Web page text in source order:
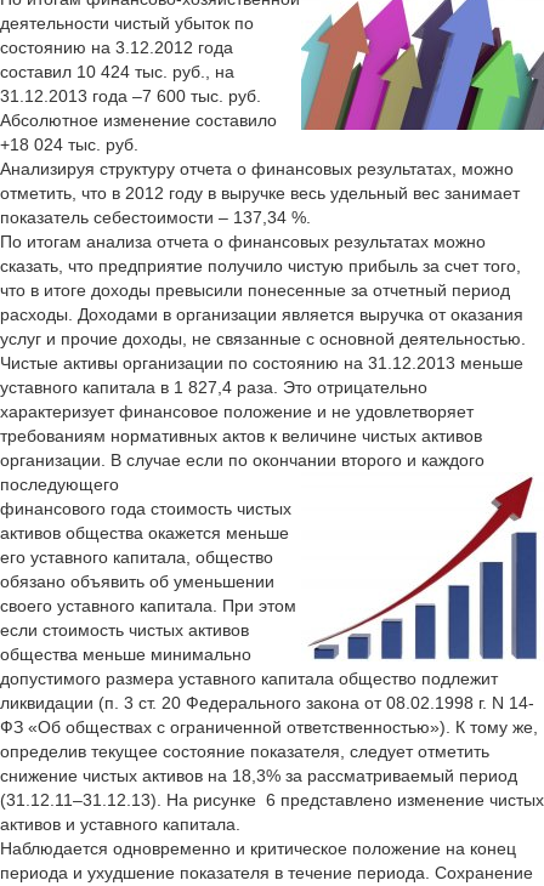
деятельности чистый убыток по
состоянию на 3.12.2012 года
составил 10 424 тыс. руб., на
31.12.2013 года –7 600 тыс. руб.
Абсолютное изменение составило
+18 024 тыс. руб.
Анализируя структуру отчета о финансовых результатах, можно
отметить, что в 2012 году в выручке весь удельный вес занимает
показатель себестоимости – 137,34 %.
По итогам анализа отчета о финансовых результатах можно
сказать, что предприятие получило чистую прибыль за счет того,
что в итоге доходы превысили понесенные за отчетный период
расходы. Доходами в организации является выручка от оказания
услуг и прочие доходы, не связанные с основной деятельностью.
Чистые активы организации по состоянию на 31.12.2013 меньше
уставного капитала в 1 827,4 раза. Это отрицательно
характеризует финансовое положение и не удовлетворяет
требованиям нормативных актов к величине чистых активов
организации. В случае если по окончании второго и каждого
последующего
финансового года стоимость чистых
активов общества окажется меньше
его уставного капитала, общество
обязано объявить об уменьшении
своего уставного капитала. При этом
если стоимость чистых активов
общества меньше минимально
допустимого размера уставного капитала общество подлежит
ликвидации (п. 3 ст. 20 Федерального закона от 08.02.1998 г. N 14-
ФЗ «Об обществах с ограниченной ответственностью»). К тому же,
определив текущее состояние показателя, следует отметить
снижение чистых активов на 18,3% за рассматриваемый период
(31.12.11–31.12.13). На рисунке 6 представлено изменение чистых
активов и уставного капитала.
Наблюдается одновременно и критическое положение на конец
периода и ухудшение показателя в течение периода. Сохранение